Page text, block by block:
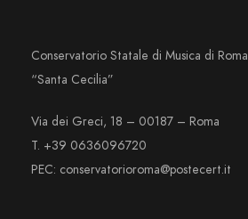
Conservatorio Statale di Musica di Roma
“Santa Cecilia”
Via dei Greci, 18 – 00187 – Roma
T. +39 0636096720
PEC: conservatorioroma@postecert.it